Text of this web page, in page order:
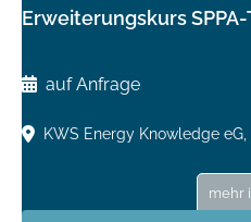
Erweiterungskurs
auf Anfrage
KWS Energy Knowledge
mehr